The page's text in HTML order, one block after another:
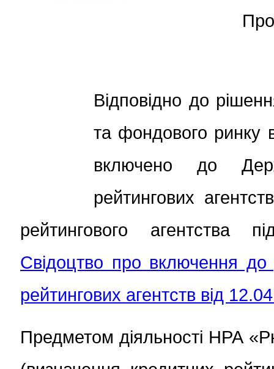
Відповідно до
та фондового
включено до
рейтингових
рейтингового агентства
Свідоцтво про включення
рейтингових агентств від
Предметом діяльності НРА